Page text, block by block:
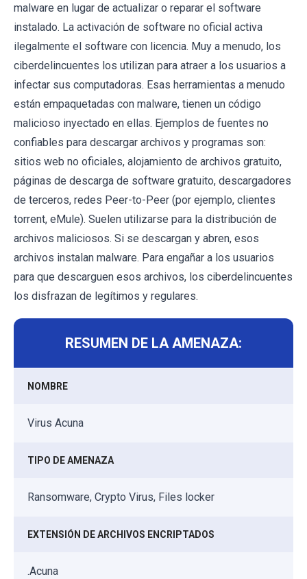
malware en lugar de actualizar o reparar el software
instalado. La activación de software no oficial activa
ilegalmente el software con licencia. Muy a menudo, los
ciberdelincuentes los utilizan para atraer a los usuarios a
infectar sus computadoras. Esas herramientas a menudo
están empaquetadas con malware, tienen un código
malicioso inyectado en ellas. Ejemplos de fuentes no
confiables para descargar archivos y programas son:
sitios web no oficiales, alojamiento de archivos gratuito,
páginas de descarga de software gratuito, descargadores
de terceros, redes Peer-to-Peer (por ejemplo, clientes
torrent, eMule). Suelen utilizarse para la distribución de
archivos maliciosos. Si se descargan y abren, esos
archivos instalan malware. Para engañar a los usuarios
para que descarguen esos archivos, los ciberdelincuentes
los disfrazan de legítimos y regulares.
RESUMEN DE LA AMENAZA:
NOMBRE
Virus Acuna
TIPO DE AMENAZA
Ransomware, Crypto Virus, Files locker
EXTENSIÓN DE ARCHIVOS ENCRIPTADOS
.Acuna